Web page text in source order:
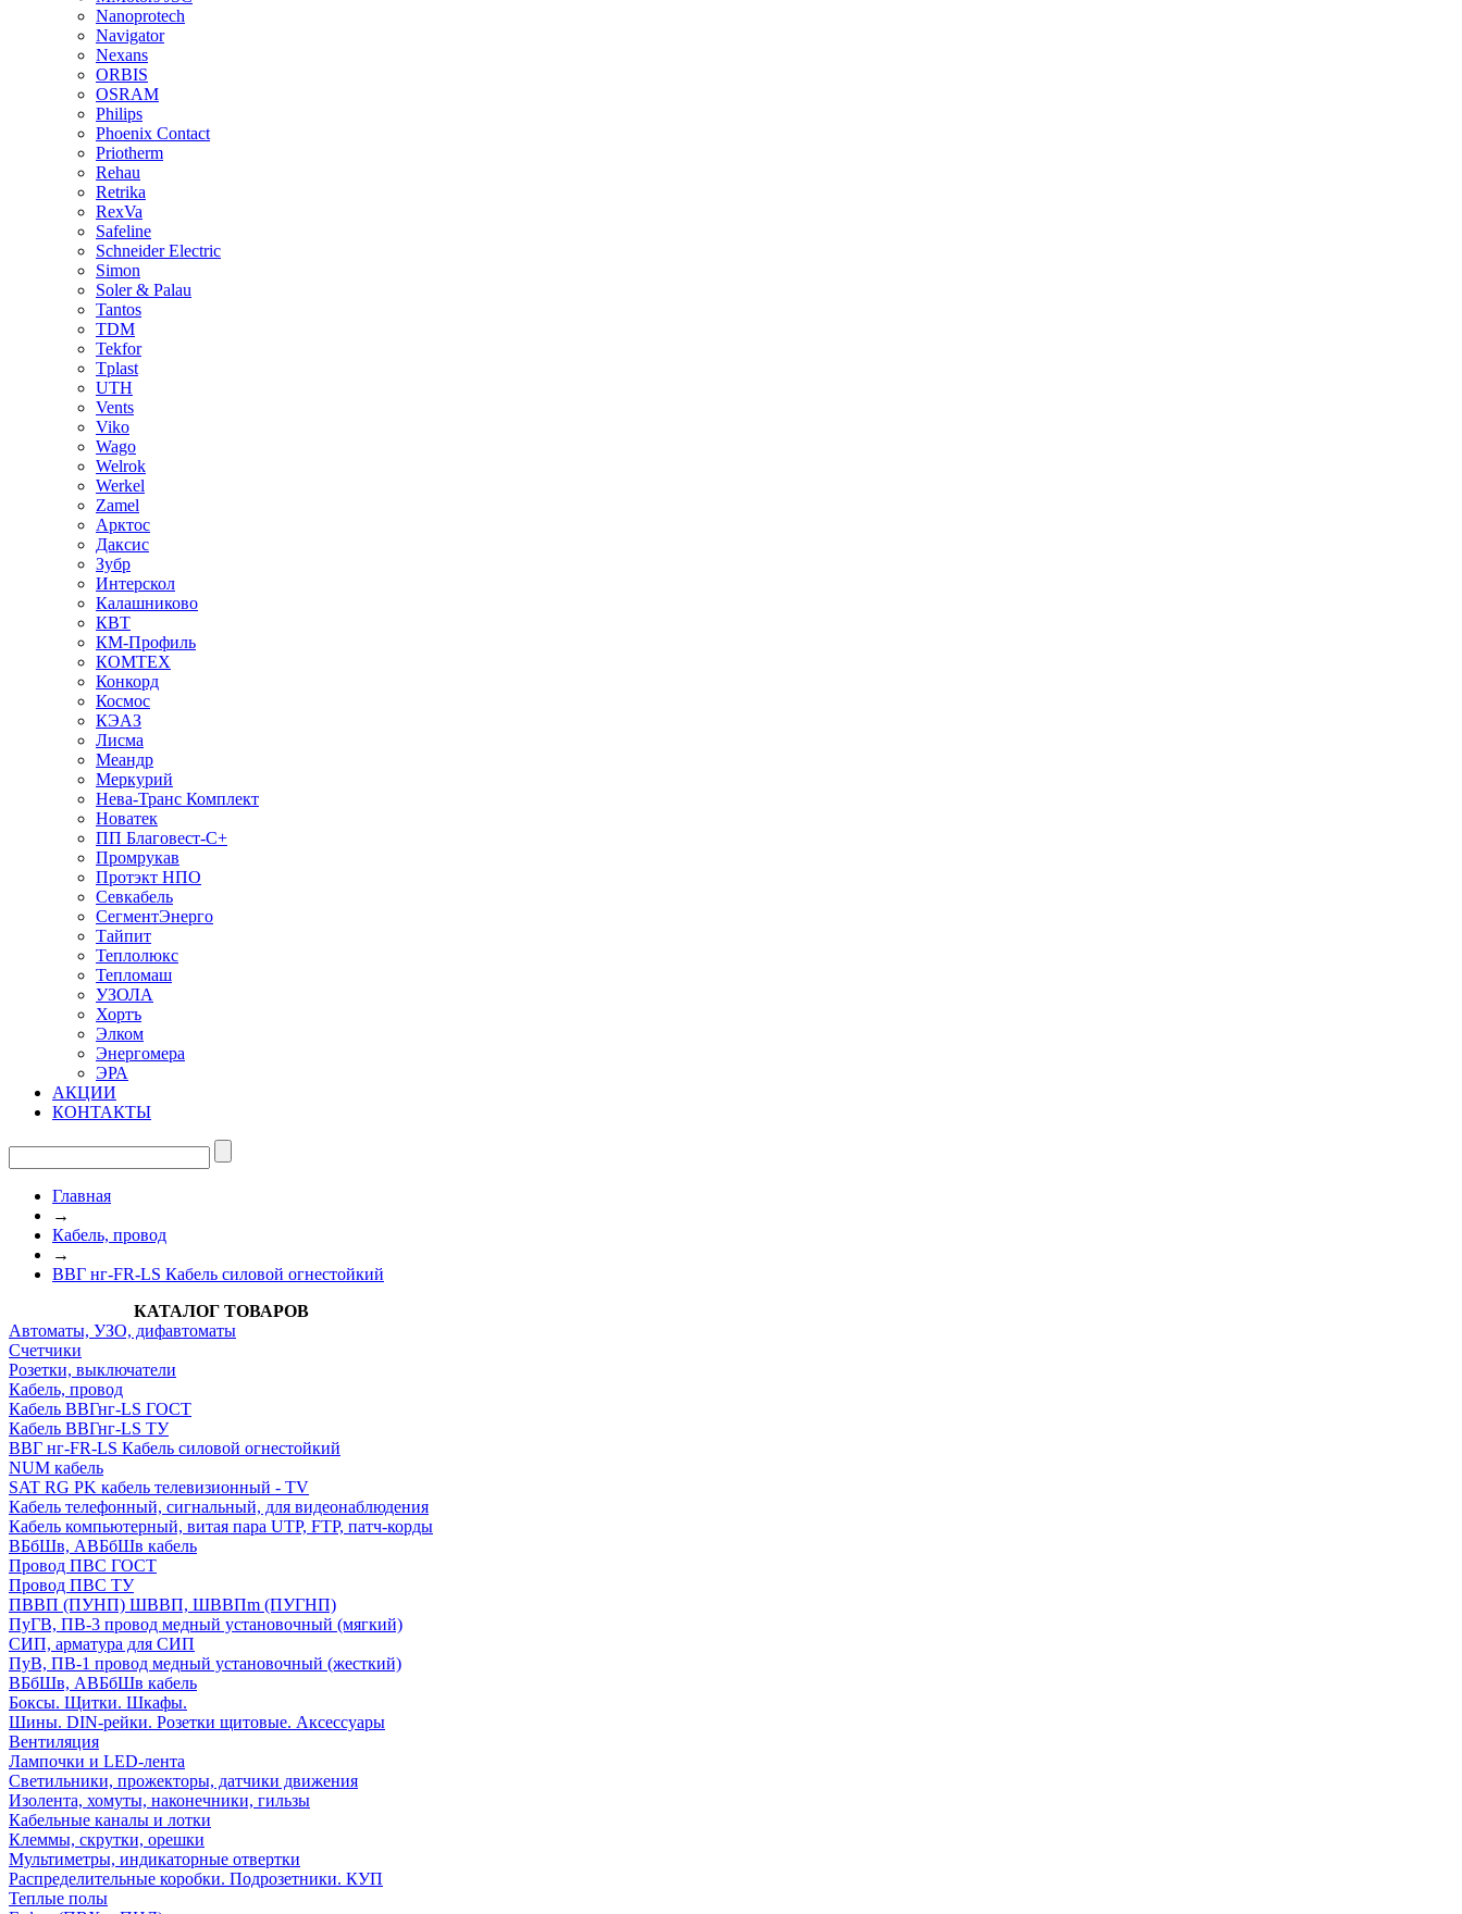
Nanoprotech
Navigator
Nexans
ORBIS
OSRAM
Philips
Phoenix Contact
Priotherm
Rehau
Retrika
RexVa
Safeline
Schneider Electric
Simon
Soler & Palau
Tantos
TDM
Tekfor
Tplast
UTH
Vents
Viko
Wago
Welrok
Werkel
Zamel
Арктос
Даксис
Зубр
Интерскол
Калашниково
КВТ
КМ-Профиль
КОМТЕХ
Конкорд
Космос
КЭАЗ
Лисма
Меандр
Меркурий
Нева-Транс Комплект
Новатек
ПП Благовест-С+
Промрукав
Протэкт НПО
Севкабель
СегментЭнерго
Тайпит
Теплолюкс
Тепломаш
УЗОЛА
Хортъ
Элком
Энергомера
ЭРА
АКЦИИ
КОНТАКТЫ
Главная
→
Кабель, провод
→
ВВГ нг-FR-LS Кабель силовой огнестойкий
КАТАЛОГ ТОВАРОВ
Автоматы, УЗО, дифавтоматы
Счетчики
Розетки, выключатели
Кабель, провод
Кабель ВВГнг-LS ГОСТ
Кабель ВВГнг-LS ТУ
ВВГ нг-FR-LS Кабель силовой огнестойкий
NUM кабель
SAT RG PK кабель телевизионный - TV
Кабель телефонный, сигнальный, для видеонаблюдения
Кабель компьютерный, витая пара UTP, FTP, патч-корды
ВБбШв, АВБбШв кабель
Провод ПВС ГОСТ
Провод ПВС ТУ
ПВВП (ПУНП) ШВВП, ШВВПm (ПУГНП)
ПуГВ, ПВ-3 провод медный установочный (мягкий)
СИП, арматура для СИП
ПуВ, ПВ-1 провод медный установочный (жесткий)
ВБбШв, АВБбШв кабель
Боксы. Щитки. Шкафы.
Шины. DIN-рейки. Розетки щитовые. Аксессуары
Вентиляция
Лампочки и LED-лента
Светильники, прожекторы, датчики движения
Изолента, хомуты, наконечники, гильзы
Кабельные каналы и лотки
Клеммы, скрутки, орешки
Мультиметры, индикаторные отвертки
Распределительные коробки. Подрозетники. КУП
Теплые полы